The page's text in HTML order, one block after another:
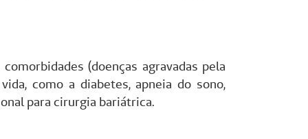
(doenças agravadas pela
como a diabetes, apneia do sono,
para cirurgia bariátrica.